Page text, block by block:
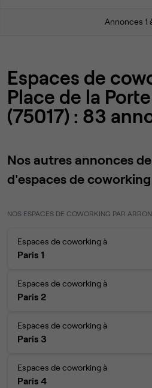
Annonces 1
Espaces de
Place de la
(75017) : 83
Nos autres annonces
d'espaces de coworking
NOS ESPACES DE COWORKING PAR
Espaces de coworking à
Paris 1
Espaces de coworking à
Paris 2
Espaces de coworking à
Paris 3
Espaces de coworking à
Paris 4